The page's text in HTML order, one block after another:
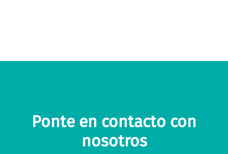
Ponte en contacto con
nosotros